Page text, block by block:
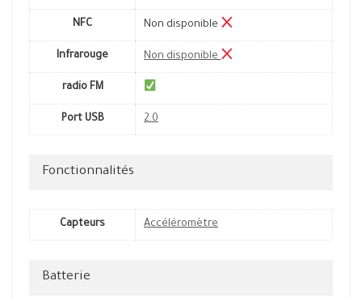
NFC Non disponible
Infrarouge Non disponible
radio FM
Port USB 2.0
Fonctionnalités
Capteurs Accéléromètre
Batterie